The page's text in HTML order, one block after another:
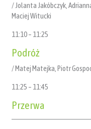
/ Jolanta Jakóbczyk,
Maciej Witucki
11:10 – 11:25
Podróż
/ Matej Matejka, Piotr
11:25 – 11:45
Przerwa